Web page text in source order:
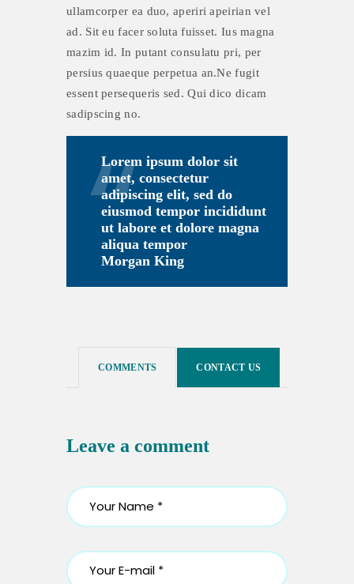
ullamcorper ea duo, aperiri apeirian vel
ad. Sit eu facer soluta fuisset. Ius magna
mazim id. In putant consulatu pri, per
persius quaeque perpetua an.Ne fugit
essent persequeris sed. Qui dico dicam
sadipscing no.
Lorem ipsum dolor sit
amet, consectetur
adipiscing elit, sed do
eiusmod tempor incididunt
ut labore et dolore magna
aliqua tempor
Morgan King
COMMENTS CONTACT US
Leave a comment